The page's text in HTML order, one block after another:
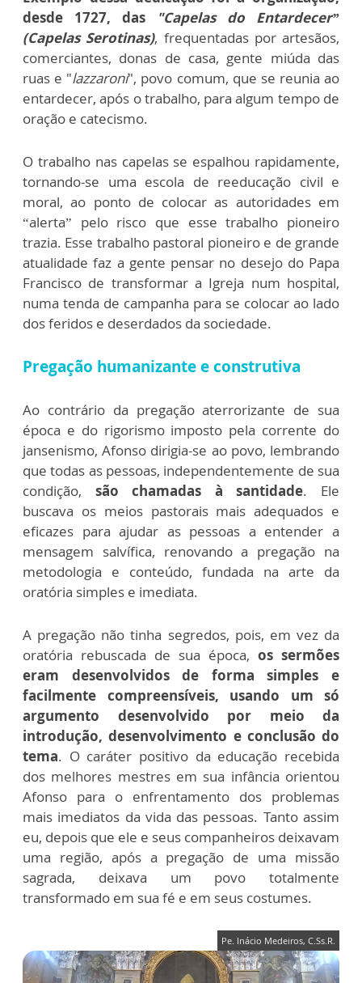
desde 1727, das
"Capelas do Entardecer”
(Capelas Serotinas), frequentadas por artesãos,
comerciantes, donas de casa, gente miúda das
ruas e "lazzaroni", povo comum, que se reunia ao
entardecer, após o trabalho, para algum tempo de
oração e catecismo.
O trabalho nas capelas se espalhou rapidamente,
tornando-se uma escola de reeducação civil e
moral, ao ponto de colocar as autoridades em
“alerta” pelo risco que esse trabalho pioneiro
trazia. Esse trabalho pastoral pioneiro e de grande
atualidade faz a gente pensar no desejo do Papa
Francisco de transformar a Igreja num hospital,
numa tenda de campanha para se colocar ao lado
dos feridos e deserdados da sociedade.
Pregação humanizante e construtiva
Ao contrário da pregação aterrorizante de sua
época e do rigorismo imposto pela corrente do
jansenismo, Afonso dirigia-se ao povo, lembrando
que todas as pessoas, independentemente de sua
condição, são chamadas à santidade. Ele
buscava os meios pastorais mais adequados e
eficazes para ajudar as pessoas a entender a
mensagem salvífica, renovando a pregação na
metodologia e conteúdo, fundada na arte da
oratória simples e imediata.
A pregação não tinha segredos, pois, em vez da
oratória rebuscada de sua época, os sermões
eram desenvolvidos de forma simples e
facilmente compreensíveis, usando um só
argumento desenvolvido por meio da
introdução, desenvolvimento e conclusão do
tema. O caráter positivo da educação recebida
dos melhores mestres em sua infância orientou
Afonso para o enfrentamento dos problemas
mais imediatos da vida das pessoas. Tanto assim
eu, depois que ele e seus companheiros deixavam
uma região, após a pregação de uma missão
sagrada, deixava um povo totalmente
transformado em sua fé e em seus costumes.
Pe. Inácio Medeiros, C.Ss.R.